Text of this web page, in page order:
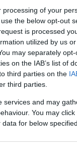
of your
the below opt-out
is processed
utilized by us
may separately
on the IAB’s list of
third parties on the
third parties.
services and may
You may
for below
meg,
fog
mobil
ÉPÜL